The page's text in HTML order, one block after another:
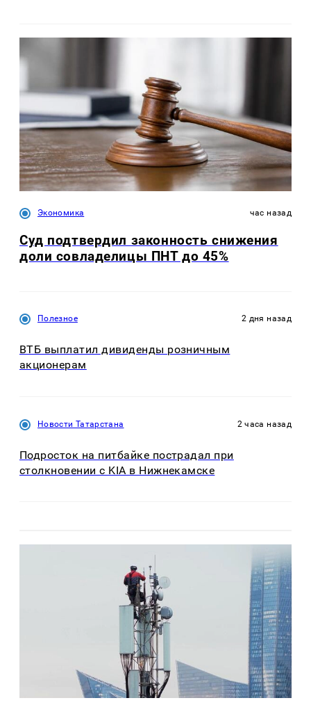
Экономика час назад
Суд подтвердил законность снижения
доли совладелицы ПНТ до 45%
Полезное 2 дня назад
ВТБ выплатил дивиденды розничным
акционерам
Новости Татарстана 2 часа назад
Подросток на питбайке пострадал при
столкновении с KIA в Нижнекамске